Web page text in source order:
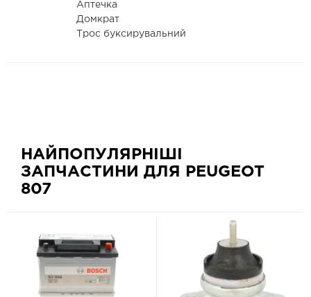
Аптечка
Домкрат
Трос буксирувальний
НАЙПОПУЛЯРНІШІ
ЗАПЧАСТИНИ ДЛЯ PEUGEOT
807